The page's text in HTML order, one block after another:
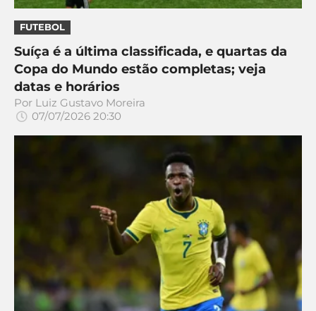
ONLINE
2026
GRÊMIO
ATLÉTICO
MG
CRUZEIRO
LALIGA
FUTEBOL
Suíça é a última classificada, e quartas da
Copa do Mundo estão completas; veja
datas e horários
Por Luiz Gustavo Moreira
07/07/2026 20:30